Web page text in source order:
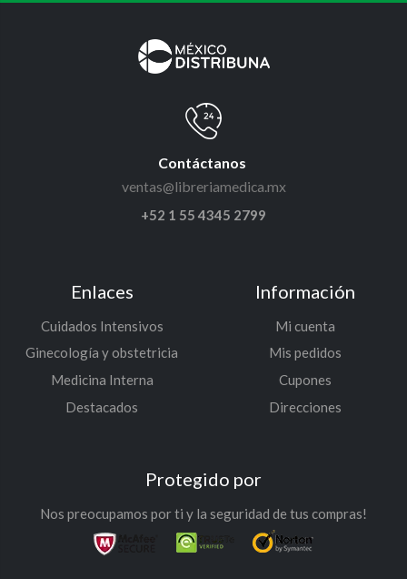
Contáctanos
ventas@libreriamedica.mx
+52 1 55 4345 2799
Enlaces
Cuidados Intensivos
Ginecología y obstetricia
Medicina Interna
Destacados
Información
Mi cuenta
Mis pedidos
Cupones
Direcciones
Protegido por
Nos preocupamos por ti y la seguridad de tus compras!